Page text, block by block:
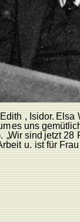
Edith , Isidor.Elsa
es uns
„Wirsind jetzt 28
u. ist fürFrau